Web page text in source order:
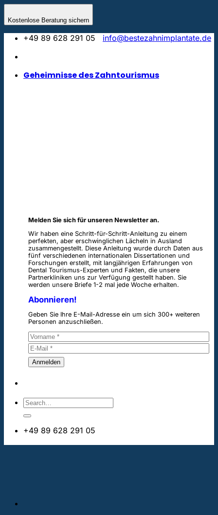
Kostenlose Beratung sichern
springen
+49 89 628 291 05
info@bestezahnimplantate.de
Geheimnisse des Zahntourismus
Melden Sie sich für unseren Newsletter an.
Wir haben eine Schritt-für-Schritt-Anleitung zu einem
perfekten, aber erschwinglichen Lächeln in Ausland
zusammengestellt. Diese Anleitung wurde durch Daten aus
fünf verschiedenen internationalen Dissertationen und
Forschungen erstellt, mit langjährigen Erfahrungen von
Dental Tourismus-Experten und Fakten, die unsere
Partnerkliniken uns zur Verfügung gestellt haben. Sie
werden unsere Briefe 1-2 mal jede Woche erhalten.
Abonnieren!
Geben Sie Ihre E-Mail-Adresse ein um sich 300+ weiteren
Personen anzuschließen.
+49 89 628 291 05